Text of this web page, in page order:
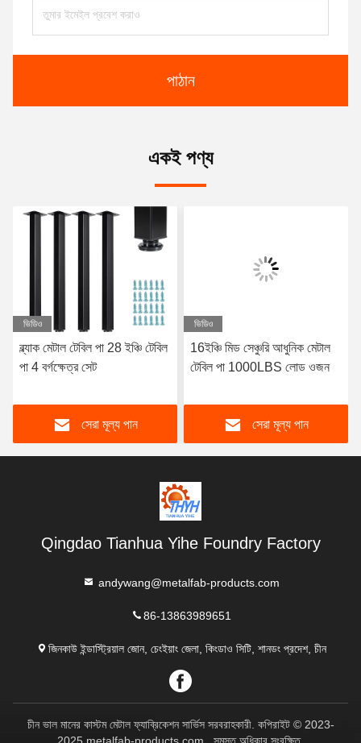
পাঠান
একই পণ্য
ভিডিও
ব্ল্যাক মেটাল টেবিল পা 28 ইঞ্চি টেবিল
পা 4 বর্গক্ষেত্র সেট
সেরা মূল্য পান
ভিডিও
16ইঞ্চি মিড সেঞ্চুরি আধুনিক মেটাল
টেবিল পা 1000LBS লোড ওজন
সেরা মূল্য পান
Qingdao Tianhua Yihe Foundry Factory
andywang@metalfab-products.com
86-13863989651
জিনকাউ ইন্ডাস্ট্রিয়াল জোন, চেংইয়াং জেলা, কিংডাও সিটি, শানডং প্রদেশ, চীন
চীন ভাল মানের কাস্টম মেটাল ফ্যাব্রিকেশন সার্ভিস সরবরাহকারী. কপিরাইট © 2023-
2025 metalfab-products.com . সমস্ত অধিকার সংরক্ষিত.